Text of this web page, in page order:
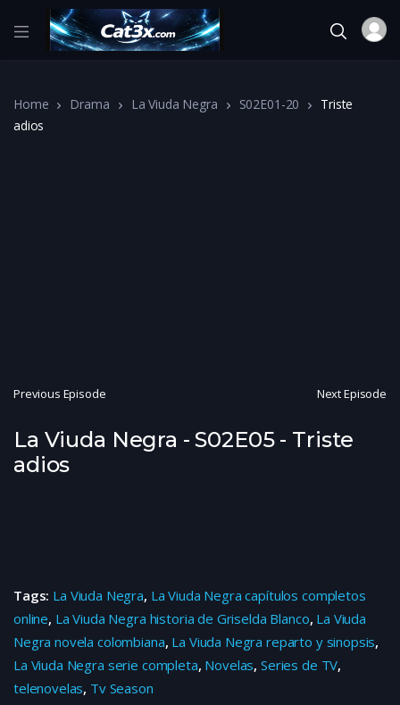
Home Drama La Viuda Negra S02E01-20
Triste
adios
Previous Episode Next Episode
La Viuda Negra - S02E05 - Triste
adios
Tags: La Viuda Negra, La Viuda Negra capítulos completos
online, La Viuda Negra historia de Griselda Blanco, La Viuda
Negra novela colombiana, La Viuda Negra reparto y sinopsis,
La Viuda Negra serie completa, Novelas,Series de TV,
telenovelas, Tv Season